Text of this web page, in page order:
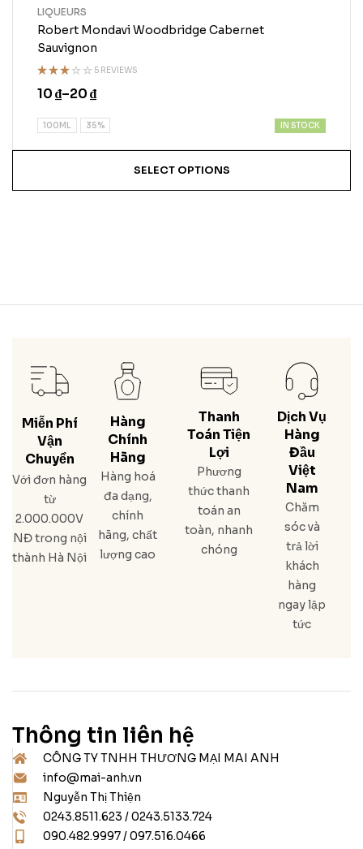
Robert Mondavi Woodbridge Cabernet
Sauvignon
Rated
3.00
5
5 REVIEWS
LIQUEURS
10₫–20₫
100ML 35% IN STOCK
SELECT OPTIONS
Miễn Phí
Vận
Chuyển
Với đơn hàng
từ
2.000.000V
NĐ trong nội
thành Hà Nội
Hàng
Chính
Hãng
Hàng hoá
đa dạng,
chính
hãng, chất
lượng cao
Thanh
Toán Tiện
Lợi
Phương
thức thanh
toán an
toàn, nhanh
chóng
Dịch Vụ
Hàng
Đầu
Việt
Nam
Chăm
sóc và
trả lời
khách
hàng
ngay lập
tức
Thông tin liên hệ
CÔNG TY TNHH THƯƠNG MẠI MAI ANH
info@mai-anh.vn
Nguyễn Thị Thiện
0243.8511.623 / 0243.5133.724
090.482.9997 / 097.516.0466